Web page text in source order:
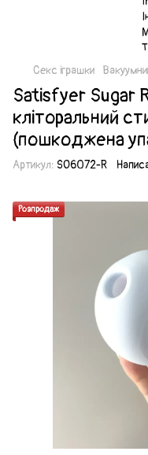
Секс іграшки
Satisfyer Sugar
кліторальний
(пошкоджена
Артикул: SO6072-R
Розпродаж